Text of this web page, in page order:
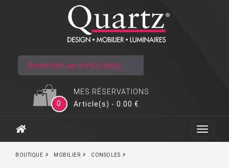
MES RÉSERVATIONS
0
Article(s) - 0.00 €
BOUTIQUE MOBILIER CONSOLES